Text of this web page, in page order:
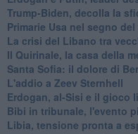
Trump-Biden, decolla la
Primarie Usa nel segno
La crisi del Libano tra
Il Quirinale, la casa della
Santa Sofia: il dolore di
L'addio a ​Zeev Sternhell
Erdogan, al-Sisi e il gioco
Bibi in tribunale, l'evento
Libia, tensione pronta a